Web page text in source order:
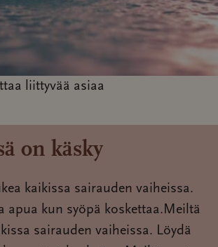
liittyvää asiaa
on käsky
kaikissa sairauden vaiheissa.
apua kun syöpä koskettaa.Meiltä
sairauden vaiheissa. Löydä